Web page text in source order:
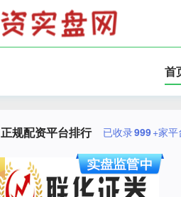
首
正规配资平台排行 已收录999+家平